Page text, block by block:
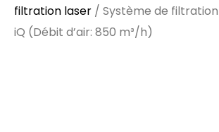
filtration laser / Système de filtration
iQ (Débit d’air: 850 m³/h)